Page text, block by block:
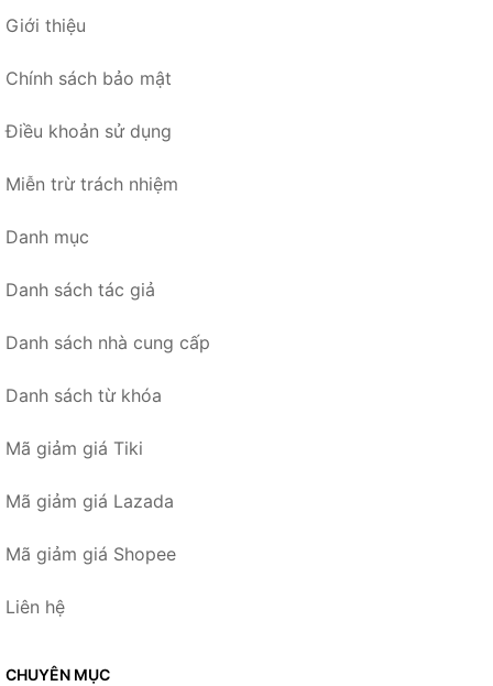
Giới thiệu
Chính sách bảo mật
Điều khoản sử dụng
Miễn trừ trách nhiệm
Danh mục
Danh sách tác giả
Danh sách nhà cung cấp
Danh sách từ khóa
Mã giảm giá Tiki
Mã giảm giá Lazada
Mã giảm giá Shopee
Liên hệ
CHUYÊN MỤC